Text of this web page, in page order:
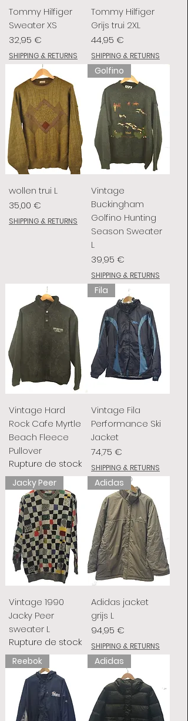
Tommy Hilfiger
Sweater XS
Prix
32,95 €
SHIPPING & RETURNS
Tommy Hilfiger
Grijs trui 2XL
Prix
44,95 €
SHIPPING & RETURNS
wollen trui L
Prix
35,00 €
SHIPPING & RETURNS
Golfino
Vintage
Buckingham
Golfino Hunting
Season Sweater
L
Prix
39,95 €
SHIPPING & RETURNS
Vintage Hard
Rock Cafe Myrtle
Beach Fleece
Pullover
Rupture de stock
Fila
Vintage Fila
Performance Ski
Jacket
Prix
74,75 €
SHIPPING & RETURNS
Jacky Peer
Vintage 1990
Jacky Peer
sweater L
Rupture de stock
Adidas
Adidas jacket
grijs L
Prix
94,95 €
SHIPPING & RETURNS
Reebok Adidas